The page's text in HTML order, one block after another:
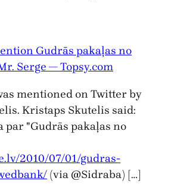
Gudrās pakaļas no
Serge — Topsy.com
mentioned on Twitter by
Kristaps Skutelis said:
par "Gudrās pakaļas no
2010/07/01/gudras-
(via @Sidraba) […]